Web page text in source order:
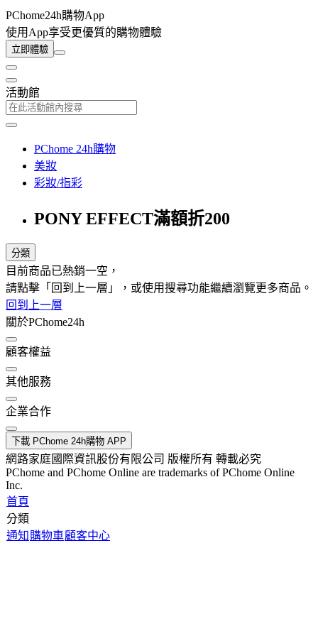
PChome24h購物App
使用App享受更優質的購物體驗
立即體驗
活動館
PChome 24h購物
美妝
彩妝/指彩
PONY EFFECT滿額折200
分類
目前商品已熱銷一空，
請點擊「回到上一層」，或使用搜尋功能繼續瀏覽更多商品。
回到上一層
關於PChome24h
顧客權益
其他服務
企業合作
下載 PChome 24h購物 APP
網路家庭國際資訊股份有限公司 版權所有 轉載必究
PChome and PChome Online are trademarks of PChome Online
Inc.
首頁
分類
通知 購物車顧客中心